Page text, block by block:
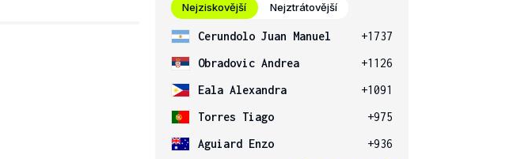
Nejziskovější Nejztrátovější
Cerundolo Juan Manuel
+1737
Obradovic Andrea
+1126
Eala Alexandra
+1091
Torres Tiago
+975
Aguiard Enzo
+936